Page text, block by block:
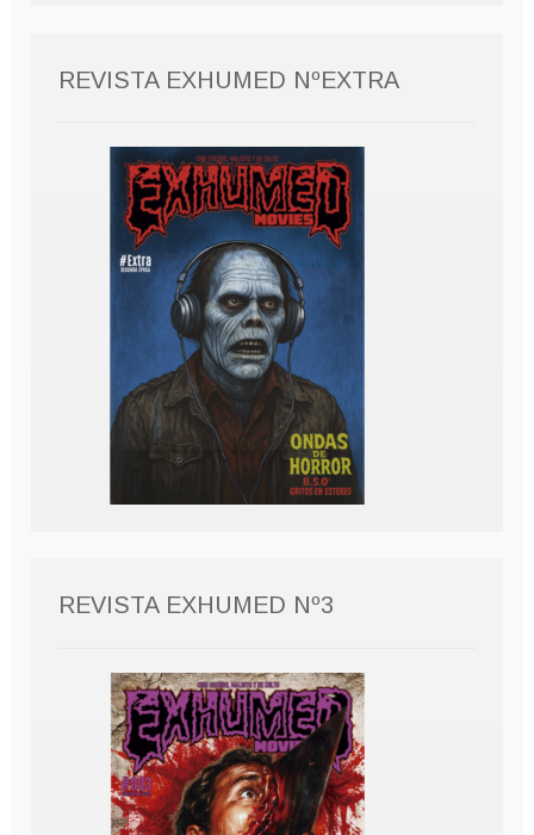
REVISTA EXHUMED NºEXTRA
REVISTA EXHUMED Nº3